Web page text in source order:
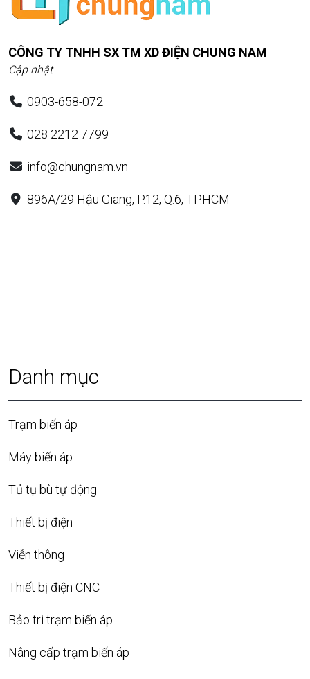
CÔNG TY TNHH SX TM XD ĐIỆN CHUNG NAM
Cập nhật
0903-658-072
028 2212 7799
info@chungnam.vn
896A/29 Hậu Giang, P.12, Q.6, TP.HCM
Danh mục
Trạm biến áp
Máy biến áp
Tủ tụ bù tự động
Thiết bị điện
Viễn thông
Thiết bị điện CNC
Bảo trì trạm biến áp
Nâng cấp trạm biến áp